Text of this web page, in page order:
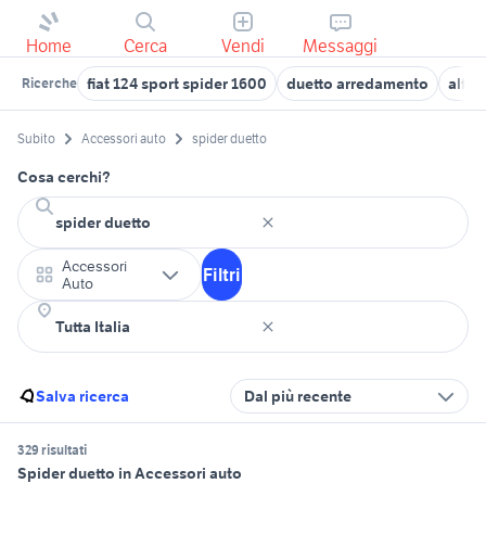
Home Cerca Vendi Messaggi
Ricerche fiat 124 sport spider 1600 duetto arredamento alfa
Subito Accessori auto spider duetto
Cosa cerchi?
Accessori
Auto
Filtri
Salva ricerca Dal più recente
329 risultati
Spider duetto in Accessori auto